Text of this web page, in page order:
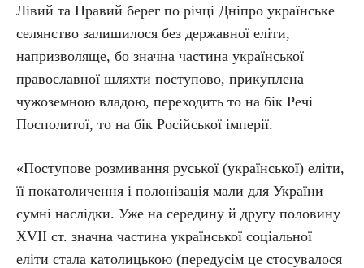
Лівий та Правий берег по річці Дніпро українське
селянство залишилося без державної еліти,
напризволяще, бо значна частина української
православної шляхти поступово, прикуплена
чужоземною владою, переходить то на бік Речі
Посполитої, то на бік Російської імперії.
«Поступове розмивання руської (української) еліти,
її покатоличення і полонізація мали для України
сумні наслідки. Уже на середину й другу половину
XVII ст. значна частина української соціальної
еліти стала католицькою (передусім це стосувалося